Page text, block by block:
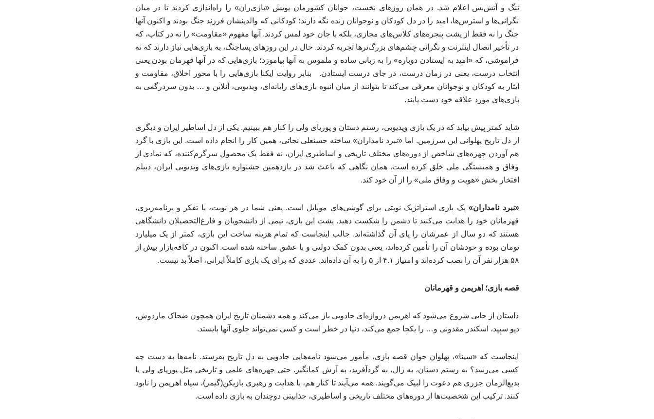
تنگ و آتش‌بس اعلام شد. در همان روزهای نخست، جوانان کشورمان پویش «بازی‌ران» را راه‌اندازی کردند تا در میان
نگرانی‌ها و استرس‌ها، امید را در دل کودکان و نوجوانان زنده نگه دارند؛ کودکانی که والدینشان فرزند جنگ بودند و اکنون آنها
جنگ را نه فقط از پشت پنجره‌های کلاس‌های مجازی، بلکه با جان خود لمس کردند. آنها مفهوم «مقاومت» را نه در کتاب، که
در تأخیر اتصال اینترنت و نگرانی چشم‌های بزرگ‌ترها تجربه کردند. حال در این روزهای پساجنگ، به بازی‌هایی نیاز دارند که نه
فراموشی، که «امید به ایستادن دوباره» را به زبانی ساده و ملموس به آنها بیاموزد؛ بازی‌هایی که در آنها قهرمان بودن یعنی
انتخاب درست، یعنی در زمان درست، در جای درست ایستادن. بنابر روایت ایکنا بازی‌هایی را با محور اخلاق، مقاومت و
ایثار به کودکان و نوجوانان معرفی می‌کند تا بتوانند از میان انبوه بازی‌های رایانه‌ای، ویدیویی، آنلاین و … بدون سردرگمی به
بازی‌های مورد علاقه خود دست یابند.
شاید کمتر پیش بیاید که در یک بازی ویدیویی، رستم دستان و پوریای ولی را کنار هم ببینیم. یکی از دل اساطیر ایران و دیگری
از دل تاریخ پهلوانی این سرزمین. اما «نبرد نامداران» ساخته حسنعلی نجاتی، همین کار را انجام داده است. این بازی با گرد
هم آوردن چهره‌های شاخص از دوره‌های مختلف تاریخی و اساطیری ایران، نه فقط یک محصول سرگرم‌کننده، که نمادی از
وفاق و همبستگی ملی خلق کرده است. همان نگاهی که باعث شد در یازدهمین جشنواره بازی‌های ویدیویی ایران، دیپلم
افتخار بخش «هویت و وفاق ملی» را از آن خود کند.
«نبرد نامداران»یک بازی استراتژیک نوبتی برای گوشی‌های موبایل است. یعنی شما در هر نوبت، با تفکر و برنامه‌ریزی،
قهرمانان خود را هدایت می‌کنید تا دشمن را شکست دهید. پشت این بازی، تیمی از دانشجویان و فارغ‌التحصیلان دانشگاهی
هستند که دو سال از عمرشان را پای آن گذاشته‌اند. جالب اینجاست که تمام هزینه ساخت این بازی، کمتر از یک میلیارد
تومان بوده و خودشان آن را تأمین کرده‌اند، یعنی بدون کمک دولتی و با عشق ساخته شده است. اکنون در کافه‌بازار بیش از
۵۸ هزار نفر آن را نصب کرده‌اند و امتیاز ۴.۱ از ۵ را به آن داده‌اند. عددی که برای یک بازی کاملاً ایرانی، اصلاً بد نیست.
قصه بازی؛ اهریمن و قهرمانان
داستان از جایی شروع می‌شود که اهریمن دروازه‌ای جادویی باز می‌کند و همه دشمنان تاریخ ایران همچون ضحاک ماردوش،
دیو سپید، اسکندر مقدونی و… را یکجا جمع می‌کند، دنیا در خطر است و کسی نمی‌تواند جلوی آنها بایستد.
اینجاست که «سینا»، پهلوان جوان قصه بازی، مأمور می‌شود نامه‌هایی جادویی به دل تاریخ بفرستد. نامه‌ها به دست چه
کسی می‌رسد؟ به رستم دستان، به زال، به گردآفرید، به آرش کمانگیر. حتی چهره‌های علمی و تاریخی مثل پوریای ولی یا
بدیع‌الزمان جزری هم دعوت را لبیک می‌گویند. همه می‌آیند تا کنار هم، با هدایت و رهبری بازیکن(گیمر)، سپاه اهریمن را نابود
کنند. ترکیب این شخصیت‌ها از دوره‌های مختلف تاریخی و اساطیری، جذابیتی دوچندان به بازی داده است.